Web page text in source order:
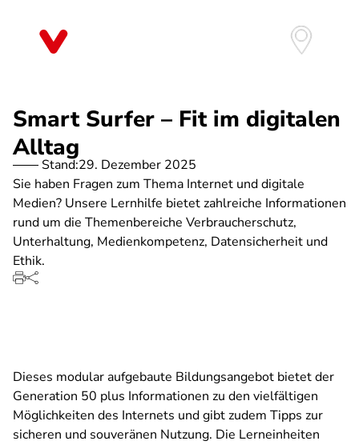
Smart Surfer – Fit im digitalen
Alltag
Stand:29. Dezember 2025
Sie haben Fragen zum Thema Internet und digitale
Medien? Unsere Lernhilfe bietet zahlreiche Informationen
rund um die Themenbereiche Verbraucherschutz,
Unterhaltung, Medienkompetenz, Datensicherheit und
Ethik.
Dieses modular aufgebaute Bildungsangebot bietet der
Generation 50 plus Informationen zu den vielfältigen
Möglichkeiten des Internets und gibt zudem Tipps zur
sicheren und souveränen Nutzung. Die Lerneinheiten